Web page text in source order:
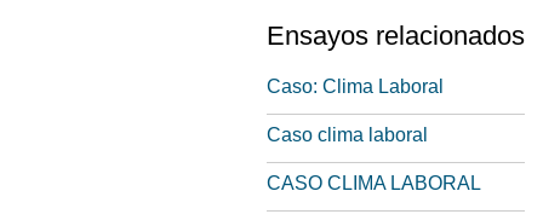
Ensayos relacionados
Caso: Clima Laboral
Caso clima laboral
CASO CLIMA LABORAL